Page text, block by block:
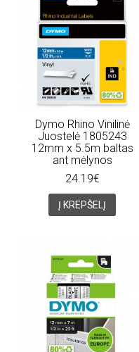
Dymo Rhino Vinilinė
Juostelė 1805243
12mm x 5.5m baltas
ant mėlynos
24.19€
Į KREPŠELĮ